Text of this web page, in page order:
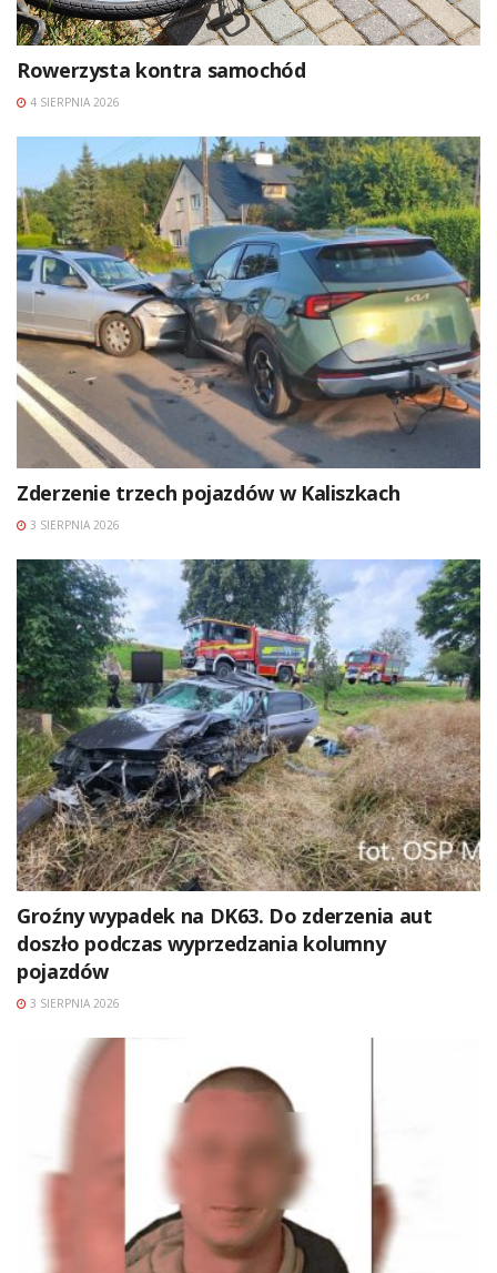
Rowerzysta kontra samochód
4 SIERPNIA 2026
Zderzenie trzech pojazdów w Kaliszkach
3 SIERPNIA 2026
Groźny wypadek na DK63. Do zderzenia aut
doszło podczas wyprzedzania kolumny
pojazdów
3 SIERPNIA 2026